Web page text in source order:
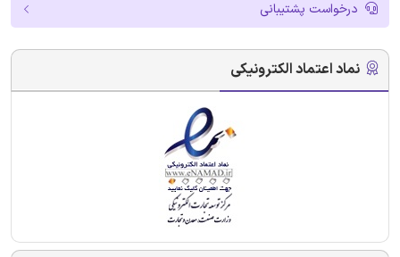
درخواست پشتیبانی
نماد اعتماد الکترونیکی